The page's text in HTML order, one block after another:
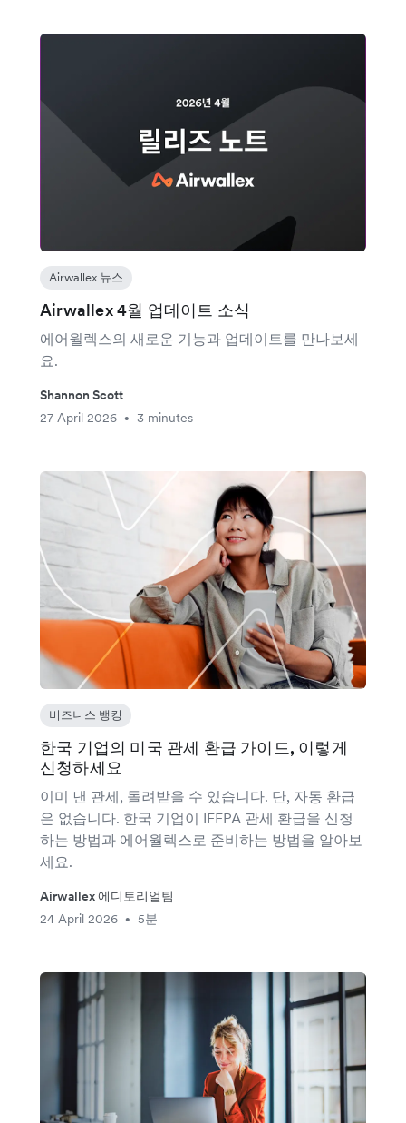
Airwallex 뉴스
Airwallex 4월 업데이트 소식
에어월렉스의 새로운 기능과 업데이트를 만나보세
요.
Shannon Scott
27 April 2026
• 3 minutes
비즈니스 뱅킹
한국 기업의 미국 관세 환급 가이드, 이렇게
신청하세요
이미 낸 관세, 돌려받을 수 있습니다. 단, 자동 환급
은 없습니다. 한국 기업이 IEEPA 관세 환급을 신청
하는 방법과 에어월렉스로 준비하는 방법을 알아보
세요.
Airwallex 에디토리얼팀
24 April 2026
• 5분